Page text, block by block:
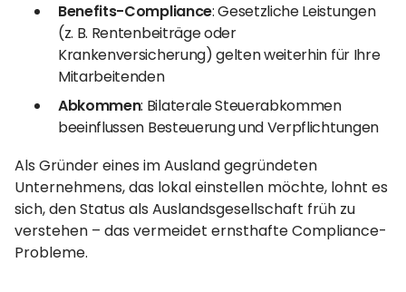
Benefits-Compliance: Gesetzliche Leistungen
(z. B. Rentenbeiträge oder
Krankenversicherung) gelten weiterhin für Ihre
Mitarbeitenden
Abkommen: Bilaterale Steuerabkommen
beeinflussen Besteuerung und Verpflichtungen
Als Gründer eines im Ausland gegründeten
Unternehmens, das lokal einstellen möchte, lohnt es
sich, den Status als Auslandsgesellschaft früh zu
verstehen – das vermeidet ernsthafte Compliance-
Probleme.